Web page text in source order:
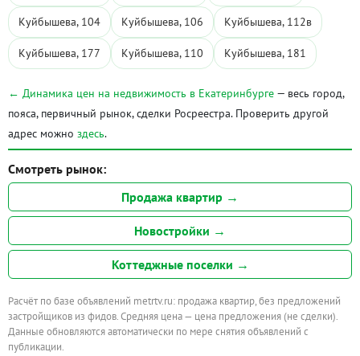
Куйбышева, 104 Куйбышева, 106 Куйбышева, 112в
Куйбышева, 177 Куйбышева, 110 Куйбышева, 181
← Динамика цен на недвижимость в Екатеринбурге — весь город,
пояса, первичный рынок, сделки Росреестра. Проверить другой
адрес можно здесь.
Смотреть рынок:
Продажа квартир →
Новостройки →
Коттеджные поселки →
Расчёт по базе объявлений metrtv.ru: продажа квартир, без предложений
застройщиков из фидов. Средняя цена — цена предложения (не сделки).
Данные обновляются автоматически по мере снятия объявлений с
публикации.